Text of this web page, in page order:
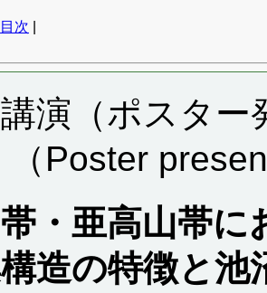
目次
演（ポスター
Poster
・亜高山帯に
造の特徴と池